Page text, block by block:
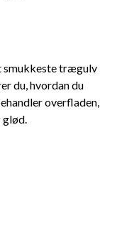
smukkeste trægulv
du, hvordan du
overfladen,
glød.